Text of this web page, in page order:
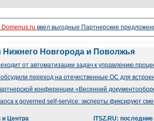
Domenus.ru ввел выгодные Партнерские
Нижнего Новгорода и Поволжья
от автоматизации задач к управлению
переход на отечественные ОС для
конференции «Весенний
к governed self-service: эксперты фиксируют
и Центра ITSZ.RU: